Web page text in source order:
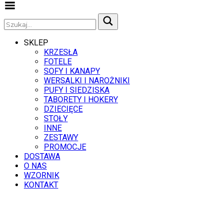
SKLEP
KRZESŁA
FOTELE
SOFY I KANAPY
WERSALKI I NAROŻNIKI
PUFY I SIEDZISKA
TABORETY I HOKERY
DZIECIĘCE
STOŁY
INNE
ZESTAWY
PROMOCJE
DOSTAWA
O NAS
WZORNIK
KONTAKT